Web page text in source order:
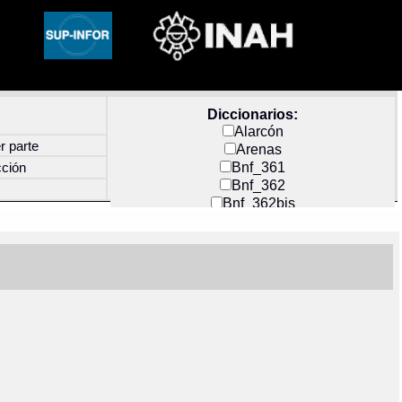
Diccionarios:
Alarcón
Arenas
Bnf_361
Bnf_362
Bnf_362bis
Docs_México
parte